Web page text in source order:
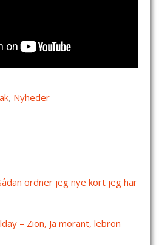
, Nyheder
ordner jeg nye kort jeg har
– Zion, Ja morant, lebron